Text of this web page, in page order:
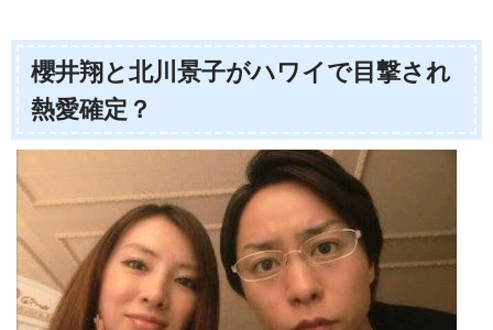
櫻井翔と北川景子がハワイで目撃され
熱愛確定？